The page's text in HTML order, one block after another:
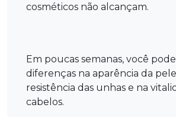
cosméticos não alcançam.
Em poucas semanas, você
diferenças na aparência da
resistência das unhas e na
cabelos.